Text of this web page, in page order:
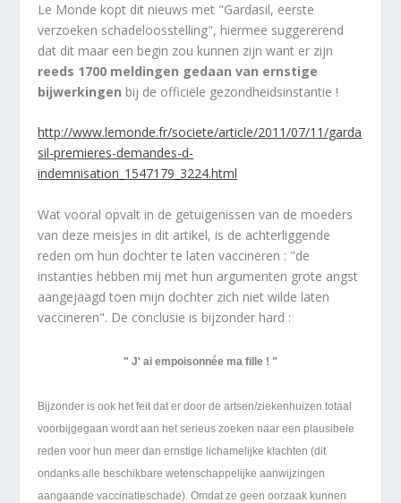
Le Monde kopt dit nieuws met "Gardasil, eerste
verzoeken schadeloosstelling", hiermee suggererend
dat dit maar een begin zou kunnen zijn want er zijn
reeds 1700 meldingen gedaan van ernstige
bijwerkingen bij de officiële gezondheidsinstantie !
http://www.lemonde.fr/societe/article/2011/07/11/garda
sil-premieres-demandes-d-
indemnisation_1547179_3224.html
Wat vooral opvalt in de getuigenissen van de moeders
van deze meisjes in dit artikel, is de achterliggende
reden om hun dochter te laten vaccineren : "de
instanties hebben mij met hun argumenten grote angst
aangejaagd toen mijn dochter zich niet wilde laten
vaccineren". De conclusie is bijzonder hard :
" J' ai empoisonnée ma fille ! "
Bijzonder is ook het feit dat er door de artsen/ziekenhuizen totaal
voorbijgegaan wordt aan het serieus zoeken naar een plausibele
reden voor hun meer dan ernstige lichamelijke klachten (dit
ondanks alle beschikbare wetenschappelijke aanwijzingen
aangaande vaccinatieschade). Omdat ze geen oorzaak kunnen